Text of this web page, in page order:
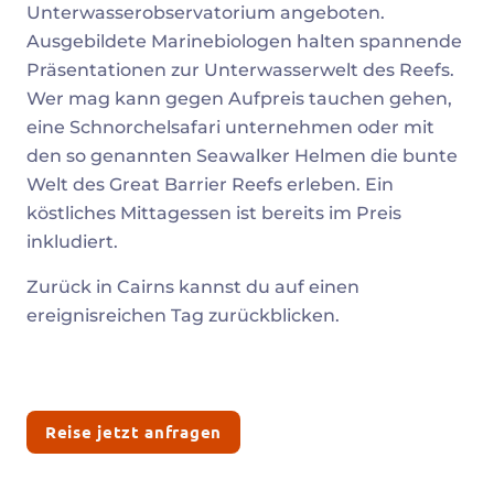
Unterwasserobservatorium angeboten.
Ausgebildete Marinebiologen halten spannende
Präsentationen zur Unterwasserwelt des Reefs.
Wer mag kann gegen Aufpreis tauchen gehen,
eine Schnorchelsafari unternehmen oder mit
den so genannten Seawalker Helmen die bunte
Welt des Great Barrier Reefs erleben. Ein
köstliches Mittagessen ist bereits im Preis
inkludiert.
Zurück in Cairns kannst du auf einen
ereignisreichen Tag zurückblicken.
Reise jetzt anfragen